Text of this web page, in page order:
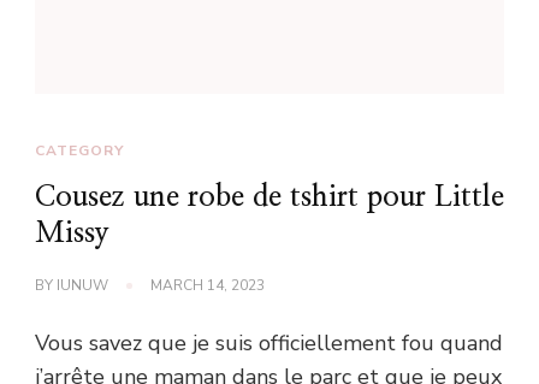
CATEGORY
Cousez une robe de tshirt pour Little
Missy
BY IUNUW MARCH 14, 2023
Vous savez que je suis officiellement fou quand
j’arrête une maman dans le parc et que je peux